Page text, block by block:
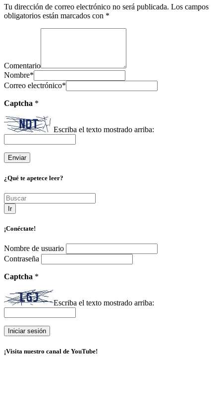
Tu dirección de correo electrónico no será publicada. Los campos
obligatorios están marcados con *
Comentario
Nombre*
Correo electrónico*
Captcha *
Escriba el texto mostrado arriba:
¿Qué te apetece leer?
Ir
¡Conéctate!
Nombre de usuario
Contraseña
Captcha *
Escriba el texto mostrado arriba:
¡Visita nuestro canal de YouTube!